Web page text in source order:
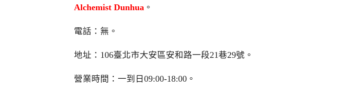
Alchemist Dunhua 。
電話：無。
地址：106臺北市大安區安和路一段21巷29號。
營業時間：一到日09:00-18:00。